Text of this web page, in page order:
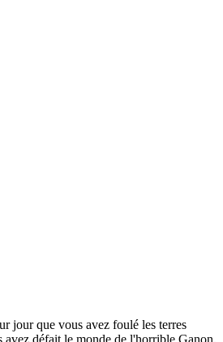
jour que vous avez foulé les terres
avez défait le monde de l'horrible Ganon.